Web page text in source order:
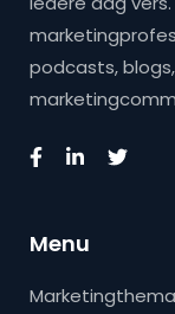
podcasts,
Menu